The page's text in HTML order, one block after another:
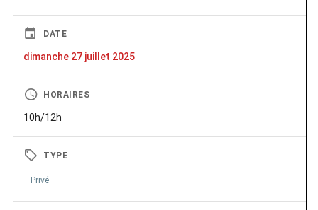
DATE
dimanche 27 juillet 2025
HORAIRES
10h/12h
TYPE
Privé